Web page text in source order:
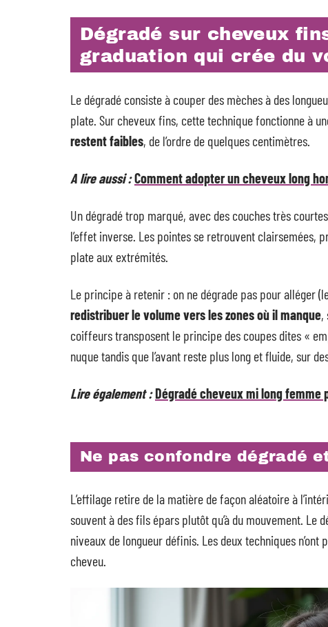
Dégradé sur cheveux
graduation qui crée du
Le dégradé consiste à couper des mèches à des
plate. Sur cheveux fins, cette technique fonctionne à
restent faibles, de l’ordre de quelques centimètres.
A lire aussi :Comment adopter un cheveux long
Un dégradé trop marqué, avec des couches très
l’effet inverse. Les pointes se retrouvent clairsemées,
plate aux extrémités.
Le principe à retenir : on ne dégrade pas pour alléger
redistribuer le volume vers les zones où il manque,
coiffeurs transposent le principe des coupes dites «
nuque tandis que l’avant reste plus long et fluide, sur
Lire également :Dégradé cheveux mi long femme
Ne pas confondre dégradé
L’effilage retire de la matière de façon aléatoire à
souvent à des fils épars plutôt qu’à du mouvement. Le
niveaux de longueur définis. Les deux techniques
cheveu.